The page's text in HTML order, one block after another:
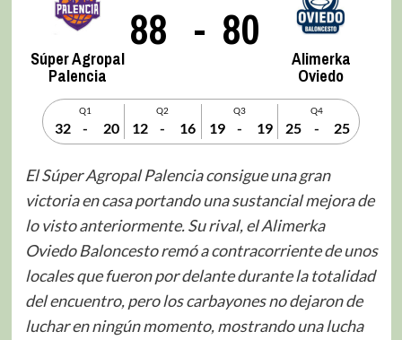
Súper Agropal
Palencia
88 - 80
Alimerka
Oviedo
Q1
32 - 20
Q2
12 - 16
Q3
19 - 19
Q4
25 - 25
El Súper Agropal Palencia consigue una gran
victoria en casa portando una sustancial mejora de
lo visto anteriormente. Su rival, el Alimerka
Oviedo Baloncesto remó a contracorriente de unos
locales que fueron por delante durante la totalidad
del encuentro, pero los carbayones no dejaron de
luchar en ningún momento, mostrando una lucha